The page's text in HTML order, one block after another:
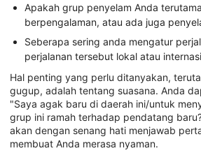
Apakah grup penyelam Anda
berpengalaman, atau ada juga
Seberapa sering anda mengatur
perjalanan tersebut lokal atau
Hal penting yang perlu ditanyakan,
gugup, adalah tentang suasana. Anda
"Saya agak baru di daerah ini/untuk
grup ini ramah terhadap pendatang
akan dengan senang hati menjawab
membuat Anda merasa nyaman.